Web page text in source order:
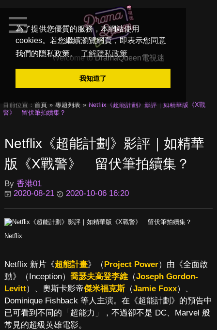
為了提供您優質的服務，本網站使用
cookies。若您繼續瀏覽網頁，即表示您同意
我們的隱私政策。
了解隱私政策
我知道了
Welcome toDramaQueen電視迷
目前位置： 首頁 專題列表
Netflix《超能計劃》影評｜如精華版《X戰
警》 留伏筆拍續集？
Netflix《超能計劃》影評｜如精華
版《X戰警》 留伏筆拍續集？
By 香港01
2020-08-21
2020-10-06 16:20
Netflix
Netflix 新片《超能計畫》（Project Power）由《全面啟
動》（Inception） 喬瑟夫高登李維（Joseph Gordon-
Levitt）、奧斯卡影帝傑米福克斯（Jamie Foxx）、
Dominique Fishback 等人主演。在《超能計劃》的預告中
已可看到不同的「超能力」，不過卻不是 DC、Marvel 般
常見的超級英雄電影。